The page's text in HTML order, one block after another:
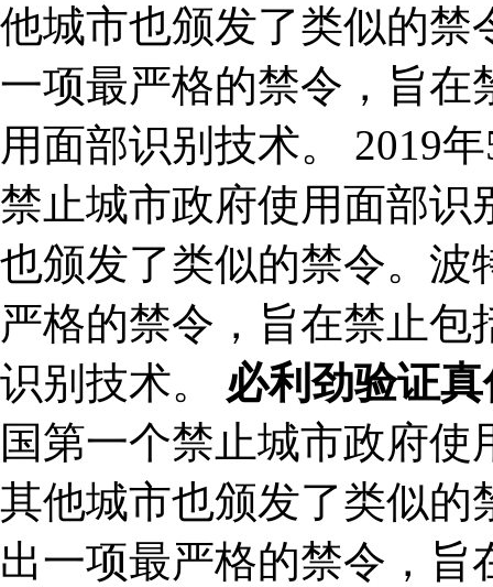
他城市也颁发了类似的禁
一项最严格的禁令，旨在
用面部识别技术。 2019
禁止城市政府使用面部识
也颁发了类似的禁令。波
严格的禁令，旨在禁止
识别技术。 必利劲验证真
国第一个禁止城市政府
其他城市也颁发了类似的
出一项最严格的禁令，